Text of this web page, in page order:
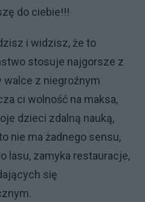
do ciebie!!!
i widzisz, że to
stosuje najgorsze z
z niegroźnym
ci wolność na maksa,
dzieci zdalną nauką,
nie ma żadnego sensu,
lasu, zamyka restauracje,
się